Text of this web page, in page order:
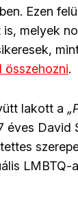
Ezen
melyek
összehozni.
lakott a
éves David
LMBTQ-